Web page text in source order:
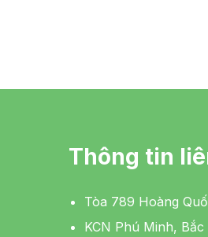
Thông tin
Tòa 789 Hoàng
KCN Phú Minh,